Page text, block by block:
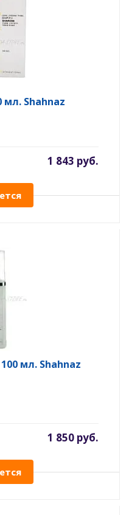
мл. Shahnaz
1 843 руб.
мл. Shahnaz
1 850 руб.